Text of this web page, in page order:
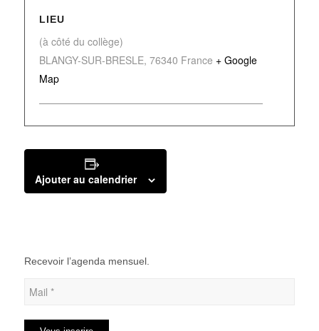
LIEU
(à côté du collège)
BLANGY-SUR-BRESLE, 76340 France + Google
Map
Ajouter au calendrier
Recevoir l’agenda mensuel.